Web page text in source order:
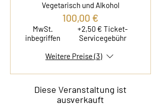
Vegetarisch und Alkohol
100,00 €
MwSt.
inbegriffen
+2,50 € Ticket-
Servicegebühr
Weitere Preise (3)
Diese Veranstaltung ist
ausverkauft